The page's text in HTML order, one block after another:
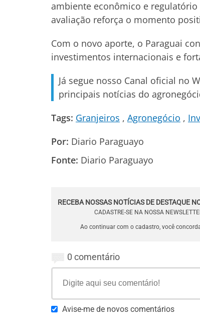
ambiente econômico e
avaliação reforça o momento
Com o novo aporte, o Paraguai
investimentos internacionais e
Já segue nosso Canal oficial no
principais notícias do
Tags: Granjeiros Agronegócio
Por: Diario Paraguayo
Fonte: Diario Paraguayo
RECEBA NOSSAS NOTÍCIAS DE DESTAQUE
CADASTRE-SE NA NOSSA
Ao continuar com o cadastro, você
0 comentário
Avise-me de novos comentários